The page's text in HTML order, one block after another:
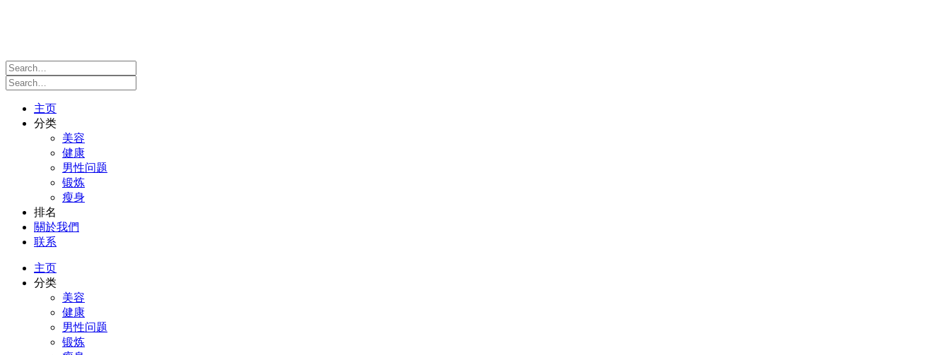
主页
分类
美容
健康
男性问题
锻炼
瘦身
排名
關於我們
联系
主页
分类
美容
健康
男性问题
锻炼